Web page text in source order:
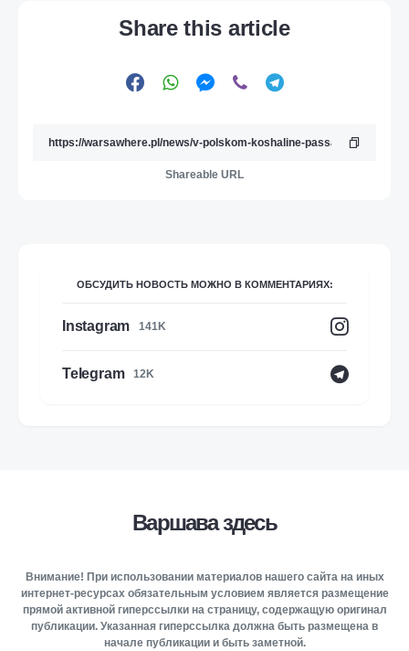
Share this article
Shareable URL
ОБСУДИТЬ НОВОСТЬ МОЖНО В КОММЕНТАРИЯХ:
Instagram 141K
Telegram 12K
Варшава здесь
Внимание! При использовании материалов нашего сайта на иных
интернет-ресурсах обязательным условием является размещение
прямой активной гиперссылки на страницу, содержащую оригинал
публикации. Указанная гиперссылка должна быть размещена в
начале публикации и быть заметной.